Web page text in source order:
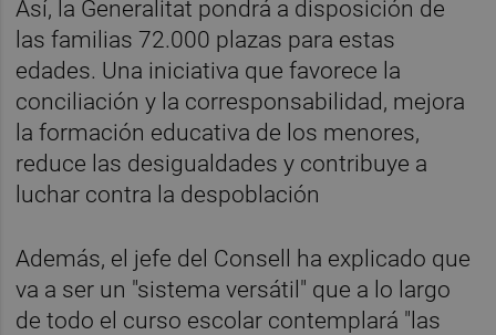
Así, la Generalitat pondrá a disposición de
las familias 72.000 plazas para estas
edades. Una iniciativa que favorece la
conciliación y la corresponsabilidad, mejora
la formación educativa de los menores,
reduce las desigualdades y contribuye a
luchar contra la despoblación
Además, el jefe del Consell ha explicado que
va a ser un "sistema versátil" que a lo largo
de todo el curso escolar contemplará "las